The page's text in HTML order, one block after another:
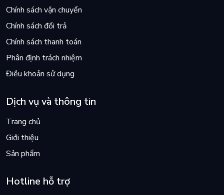
Chính sách vận chuyển
Chính sách đổi trả
Chính sách thanh toán
Phân định trách nhiệm
Điều khoản sử dụng
Dịch vụ và thông tin
Trang chủ
Giới thiệu
Sản phẩm
Hotline hỗ trợ